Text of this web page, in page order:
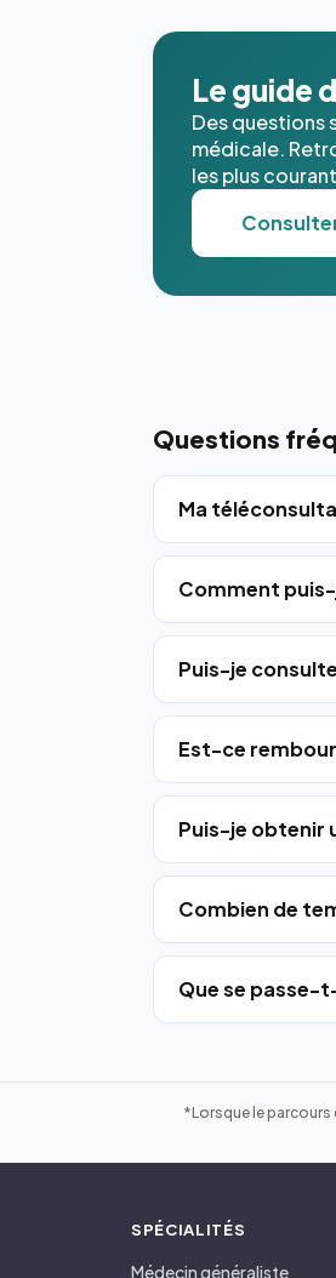
Le guide
Des questions
médicale.
les plus
Questions
Ma
Comment
Puis-je
Est-ce
Puis-je obtenir
Combien de
Que se passe-
*Lorsque le parcours
SPÉCIALITÉS
Médecin généraliste